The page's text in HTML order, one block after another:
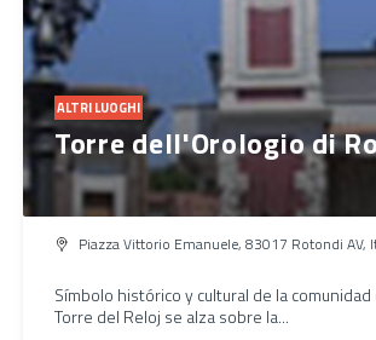
ALTRI LUOGHI
Torre dell'Orologio di
Piazza Vittorio Emanuele, 83017 Rotondi AV,
Símbolo histórico y cultural de la
Torre del Reloj se alza sobre la...